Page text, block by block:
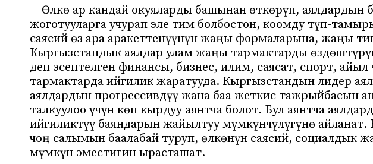
Өлкө ар кандай окуяларды башынан өткөрүп, аялдардын
жоготууларга учурап эле тим болбостон, коомду түп-
саясий өз ара аракеттенүүнүн жаңы формаларына, жаңы
Кыргызстандык аялдар улам жаңы тармактарды
деп эсептелген финансы, бизнес, илим, саясат, спорт,
тармактарда ийгилик жаратууда. Кыргызстандын лидер
аялдардын прогрессивдүү жана баа жеткис тажрыйбасын
талкуулоо үчүн көп кырдуу аянтча болот. Бул аянтча
ийгиликтүү баяндарын жайылтуу мүмкүнчүлүгүнө
чоң салымын баалабай туруп, өлкөнүн саясий, социалдык
мүмкүн эместигин ырасташат.